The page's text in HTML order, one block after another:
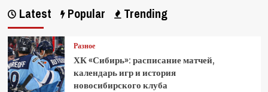
Latest Popular Trending
Разное
ХК «Сибирь»: расписание матчей,
календарь игр и история
новосибирского клуба